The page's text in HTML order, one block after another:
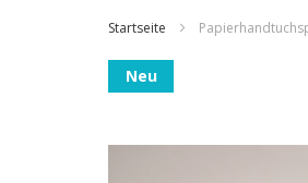
Startseite
Zum
Ende
Neu